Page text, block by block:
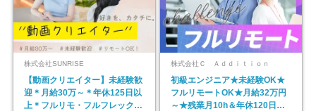
株式会社SUNRISE
【動画クリエイター】未経験歓
迎＊月給30万～＊年休125日以
上＊フルリモ・フルフレックス
株式会社Ｃ Ａｄｄｉｔｉｏｎ
初級エンジニア★未経験OK★
フルリモートOK★月給32万円
～★残業月10h＆年休120日以